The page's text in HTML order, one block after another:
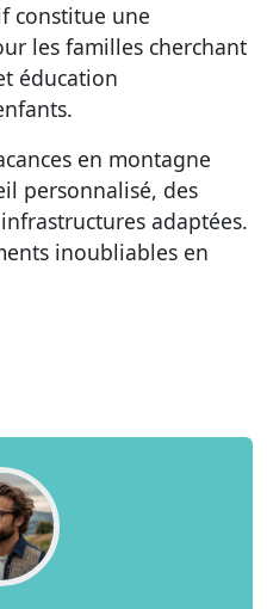
constitue une
les familles cherchant
éducation
en montagne
personnalisé, des
adaptées.
inoubliables en